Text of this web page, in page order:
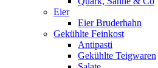
Eier
Eier Bruderhahn
Gekühlte Feinkost
Antipasti
Gekühlte Teigwaren